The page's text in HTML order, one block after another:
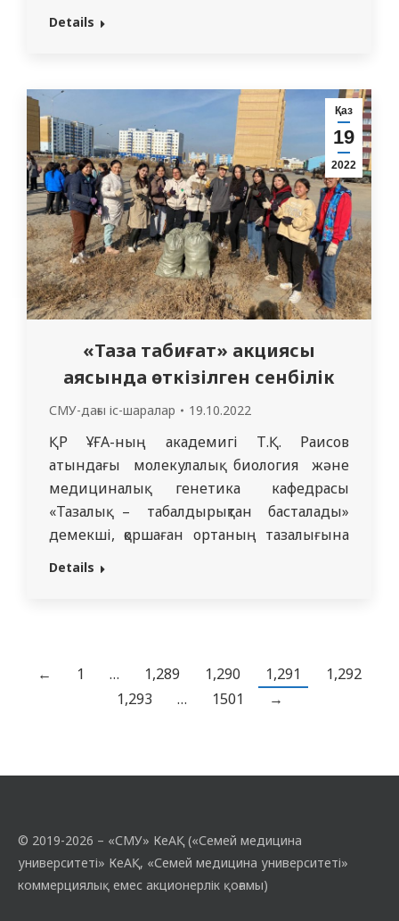
Қырғызстанның және де жақын, алыс
Қазақстан Республикасының, жақын және
алыс шетелдердің жетекші
университеттеріңің
ұйымдастырушыларымен бірлескен:
Ресей Денсаулық сақтау министрлігінің
Рязань мемлекеттік медицина
университеті, Ресей Денсаулық сақтау
министрлігінің Алтай мемлекеттік
медицина университеті, «Кемерово…
Details
Қаз
19
2022
«Таза табиғат» акциясы
аясында өткізілген сенбілік
СМУ-дағы іс-шаралар 19.10.2022
ҚР ҰҒА-ның академигі Т.Қ. Раисов
атындағы молекулалық биология және
медициналық генетика кафедрасы
«Тазалық – табалдырықтан басталады»
демекші, қоршаған ортаның тазалығына
жауапкершілікпен қарау әрбір азаматтың
Республика күні қарсаңында, Семей қалалық
«Таза табиғат» акциясы аясында сенбілік
Details
← 1 … 1,289 1,290 1,291
1,292
1,293
… 1501 →
© 2019-2026 – «СМУ» КеАҚ («Семей медицина
университеті» КеАҚ, «Семей медицина университеті»
коммерциялық емес акционерлік қоғамы)